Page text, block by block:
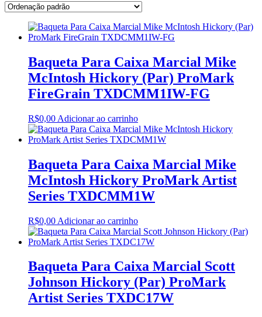
Baqueta Para Caixa Marcial Mike
McIntosh Hickory (Par) ProMark
FireGrain TXDCMM1IW-FG
R$0,00 Adicionar ao carrinho
Baqueta Para Caixa Marcial Mike
McIntosh Hickory ProMark Artist
Series TXDCMM1W
R$0,00 Adicionar ao carrinho
Baqueta Para Caixa Marcial Scott
Johnson Hickory (Par) ProMark
Artist Series TXDC17W